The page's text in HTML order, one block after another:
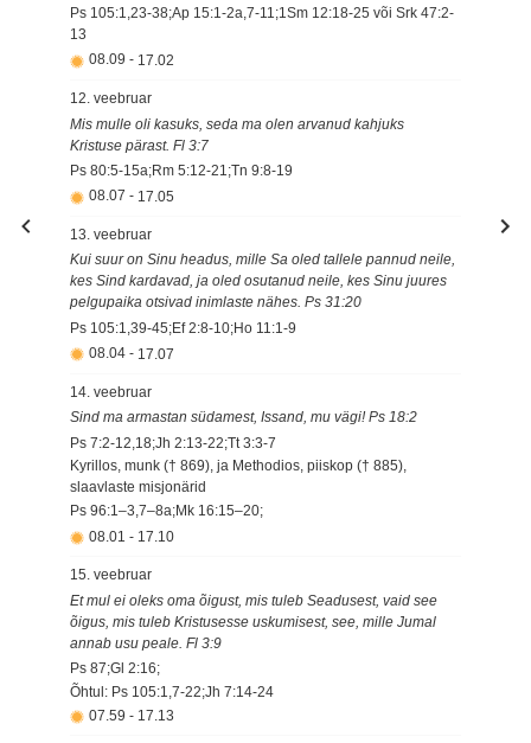
Ps 105:1,23-38;Ap 15:1-2a,7-11;1Sm 12:18-25 või Srk 47:2-
13
08.09 - 17.02
12. veebruar
Mis mulle oli kasuks, seda ma olen arvanud kahjuks
Kristuse pärast. Fl 3:7
Ps 80:5-15a;Rm 5:12-21;Tn 9:8-19
08.07 - 17.05
13. veebruar
Kui suur on Sinu headus, mille Sa oled tallele pannud neile,
kes Sind kardavad, ja oled osutanud neile, kes Sinu juures
pelgupaika otsivad inimlaste nähes. Ps 31:20
Ps 105:1,39-45;Ef 2:8-10;Ho 11:1-9
08.04 - 17.07
14. veebruar
Sind ma armastan südamest, Issand, mu vägi! Ps 18:2
Ps 7:2-12,18;Jh 2:13-22;Tt 3:3-7
Kyrillos, munk († 869), ja Methodios, piiskop († 885),
slaavlaste misjonärid
Ps 96:1–3,7–8a;Mk 16:15–20;
08.01 - 17.10
15. veebruar
Et mul ei oleks oma õigust, mis tuleb Seadusest, vaid see
õigus, mis tuleb Kristusesse uskumisest, see, mille Jumal
annab usu peale. Fl 3:9
Ps 87;Gl 2:16;
Õhtul: Ps 105:1,7-22;Jh 7:14-24
07.59 - 17.13